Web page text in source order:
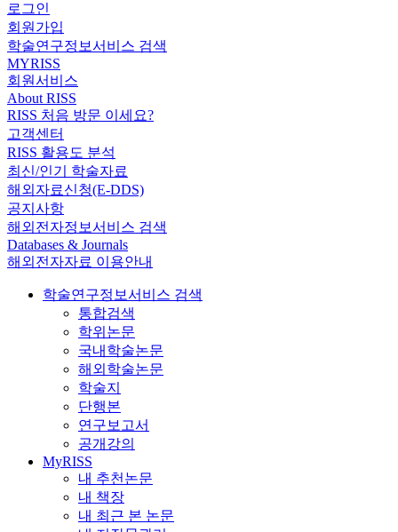
로그인
회원가입
학술연구정보서비스 검색
MYRISS
회원서비스
About RISS
RISS 처음 방문 이세요?
고객센터
RISS 활용도 분석
최신/인기 학술자료
해외자료신청(E-DDS)
공지사항
해외전자정보서비스 검색
Databases & Journals
해외전자자료 이용안내
학술연구정보서비스 검색
통합검색
학위논문
국내학술논문
해외학술논문
학술지
단행본
연구보고서
공개강의
MyRISS
내 추천논문
내 책장
내 최근 본 논문